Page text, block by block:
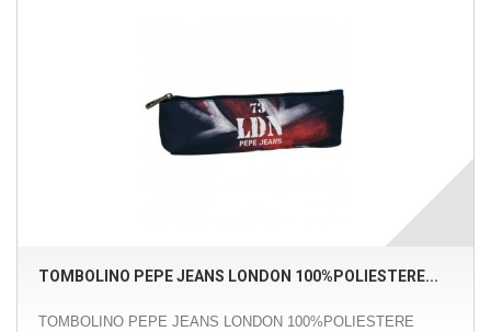
TOMBOLINO PEPE JEANS LONDON 100%POLIESTERE...
TOMBOLINO PEPE JEANS LONDON 100%POLIESTERE